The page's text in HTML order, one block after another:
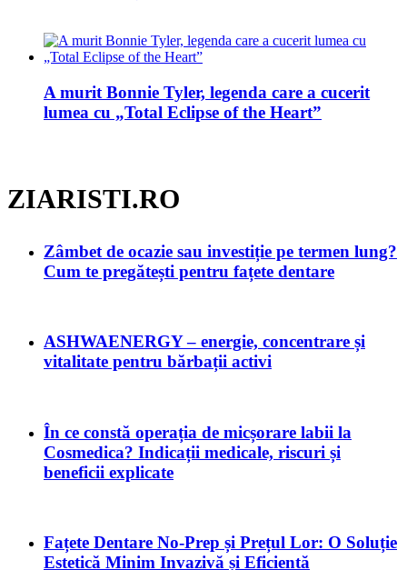
A murit Bonnie Tyler, legenda care a cucerit
lumea cu „Total Eclipse of the Heart”
ZIARISTI.RO
Zâmbet de ocazie sau investiție pe termen lung?
Cum te pregătești pentru fațete dentare
ASHWAENERGY – energie, concentrare și
vitalitate pentru bărbații activi
În ce constă operația de micșorare labii la
Cosmedica? Indicații medicale, riscuri și
beneficii explicate
Fațete Dentare No-Prep și Prețul Lor: O Soluție
Estetică Minim Invazivă și Eficientă